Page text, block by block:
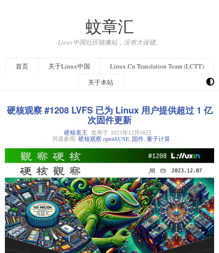
蚊章汇
Linux中国社区镜像站，没有大保镖。
首页 关于Linux中国
Linux.Cn Translation Team (LCTT)
关于本站
硬核观察 #1208 LVFS 已为 Linux 用户提供超过 1 亿
次固件更新
硬核老王 发布于 2023年12月08日
另请参阅: 硬核观察 openSUSE, 固件, 量子计算